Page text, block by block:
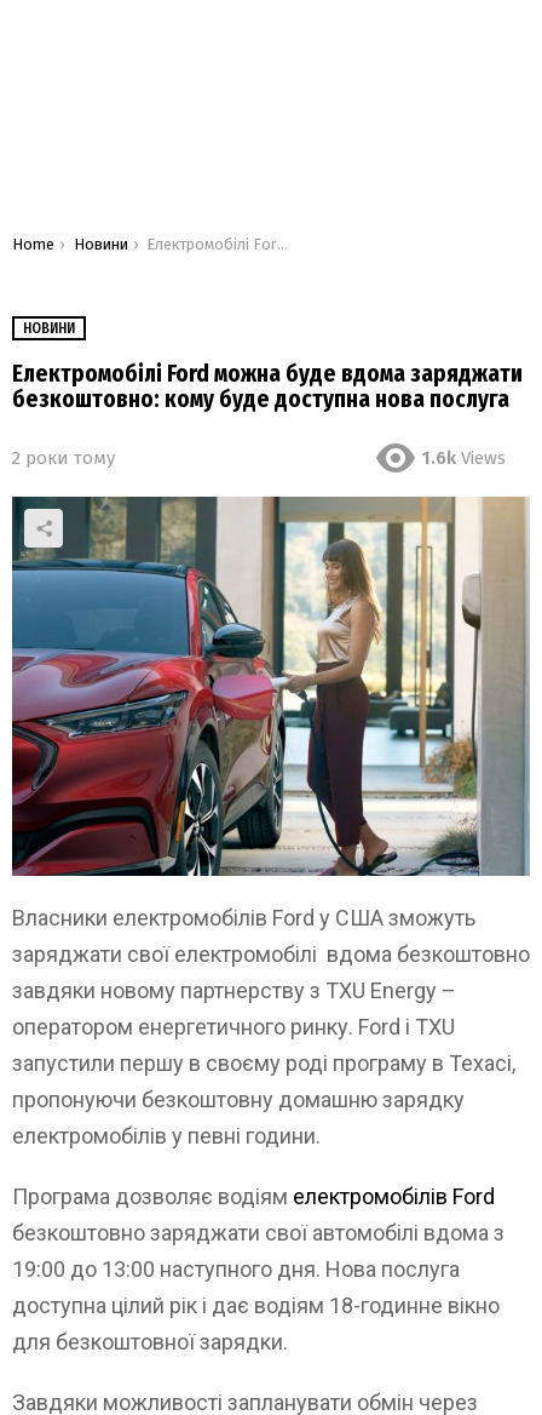
You are here:
Home Новини Електромобілі Ford можна буде вдома заряджати безкоштовно: кому буде доступна нова послуга
НОВИНИ
Електромобілі Ford можна буде вдома заряджати
безкоштовно: кому буде доступна нова послуга
2 роки тому 1.6k Views
Власники електромобілів Ford у США зможуть
заряджати свої електромобілі вдома безкоштовно
завдяки новому партнерству з TXU Energy –
оператором енергетичного ринку. Ford і TXU
запустили першу в своєму роді програму в Техасі,
пропонуючи безкоштовну домашню зарядку
електромобілів у певні години.
Програма дозволяє водіям електромобілів Ford
безкоштовно заряджати свої автомобілі вдома з
19:00 до 13:00 наступного дня. Нова послуга
доступна цілий рік і дає водіям 18-годинне вікно
для безкоштовної зарядки.
Завдяки можливості запланувати обмін через